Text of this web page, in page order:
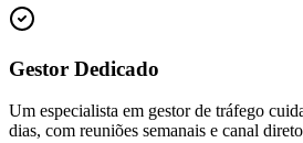
Gestor Dedicado
Um especialista em gestor de tráfego
dias, com reuniões semanais e canal